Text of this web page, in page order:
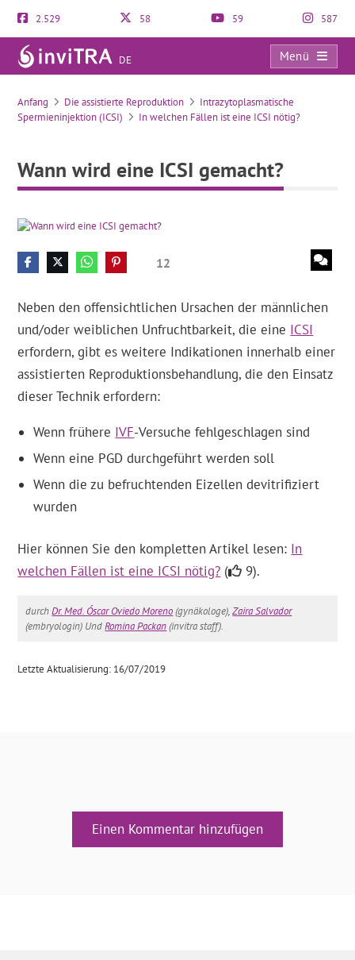
2.529 58 59 587
DE
Menü
Wann wird eine ICSI gemacht?
Anfang Die assistierte Reproduktion
Intrazytoplasmatische
Spermieninjektion (ICSI)
In welchen Fällen ist eine ICSI nötig?
Wann wird eine ICSI gemacht?
12
Neben den offensichtlichen Ursachen der männlichen
und/oder weiblichen Unfruchtbarkeit, die eine ICSI
erfordern, gibt es weitere Indikationen innerhalb einer
assistierten Reproduktionsbehandlung, die den Einsatz
dieser Technik erfordern:
Wenn frühere IVF-Versuche fehlgeschlagen sind
Wenn eine PGD durchgeführt werden soll
Wenn die zu befruchtenden Eizellen devitrifiziert
wurden
Hier können Sie den kompletten Artikel lesen: In
welchen Fällen ist eine ICSI nötig? ( 9).
durchDr. Med. Óscar Oviedo Moreno(gynäkologe),Zaira Salvador
(embryologin) UndRomina Packan(invitra staff).
Letzte Aktualisierung: 16/07/2019
Einen Kommentar hinzufügen